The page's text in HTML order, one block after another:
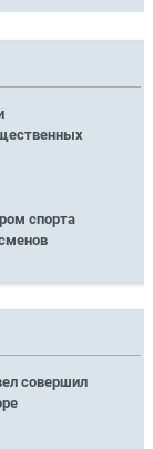
спорта
совершил